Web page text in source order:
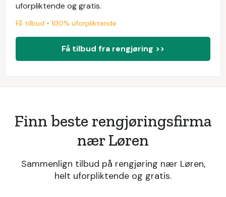
uforpliktende og gratis.
Få tilbud • 100% uforpliktende
Få tilbud fra rengjøring >>
Finn beste rengjøringsfirma
nær Løren
Sammenlign tilbud på rengjøring nær Løren,
helt uforpliktende og gratis.